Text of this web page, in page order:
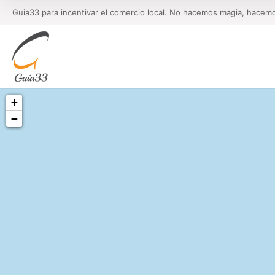
Guia33 para incentivar el comercio local. No hacemos magia,
+
−